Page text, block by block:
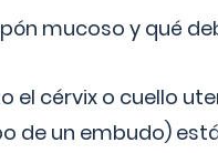
mucoso y qué
el cérvix o cuello
de un embudo)